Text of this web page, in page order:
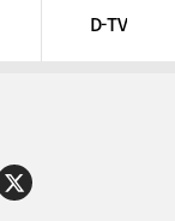
D-TV